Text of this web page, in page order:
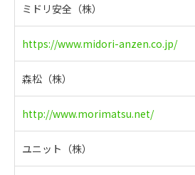
ミドリ安全（株）
https://www.midori-anzen.co.jp/
森松（株）
http://www.morimatsu.net/
ユニット（株）